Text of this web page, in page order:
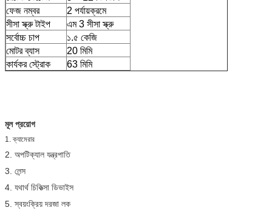
ফেজ নম্বর
2 পর্যায়ক্রমে
সীসা স্ক্রু টাইপ
এম 3 সীসা স্ক্রু
সর্বোচ্চ চাপ
১.৫ কেজি
মোটর ব্যাস
20 মিমি
কার্যকর স্ট্রোক
63 মিমি
মূল প্রয়োগ
1. ক্যামেরার
2. অপটিক্যাল যন্ত্রপাতি
3. লেন্স
4. যথার্থ চিকিত্সা ডিভাইস
5. স্বয়ংক্রিয় দরজা লক